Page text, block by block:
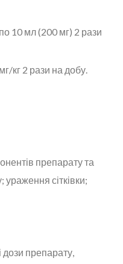
10 мл (200 мг) 2 рази
кг 2 рази на добу.
препарату та
ураження сітківки;
дози препарату,